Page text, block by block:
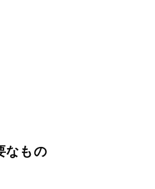
なもの